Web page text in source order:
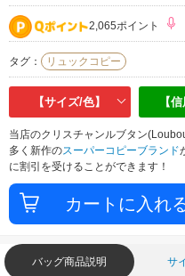
2,065ポイント
タグ： リュックコピー
【サイズ/色】 【
当店のクリスチャンルブタン
多く新作のスーパーコピーブランド
に割引を受けることができます！
バッグ商品説明 サ